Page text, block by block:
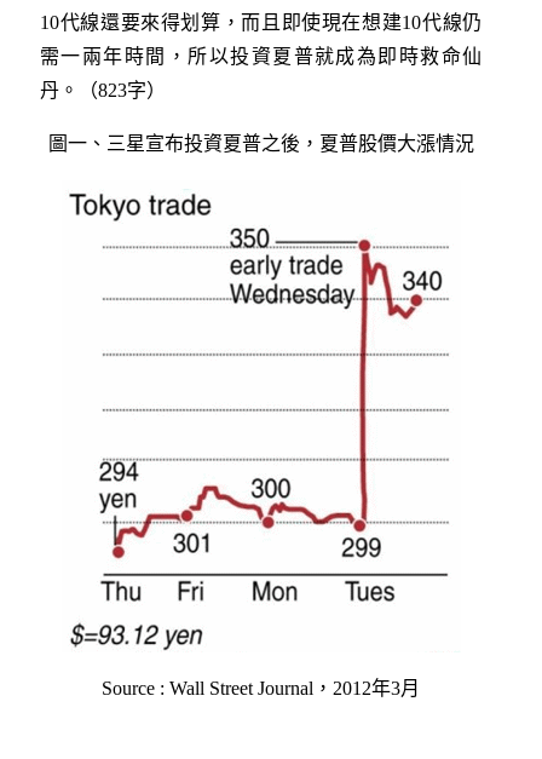
10代線還要來得划算，而且即使現在想建10代線仍
需一兩年時間，所以投資夏普就成為即時救命仙
丹。（823字）
圖一、三星宣布投資夏普之後，夏普股價大漲情況
Source : Wall Street Journal，2012年3月